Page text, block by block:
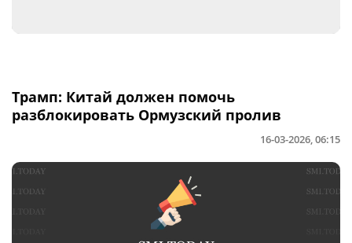
Трамп: Китай должен помочь
разблокировать Ормузский пролив
16-03-2026, 06:15